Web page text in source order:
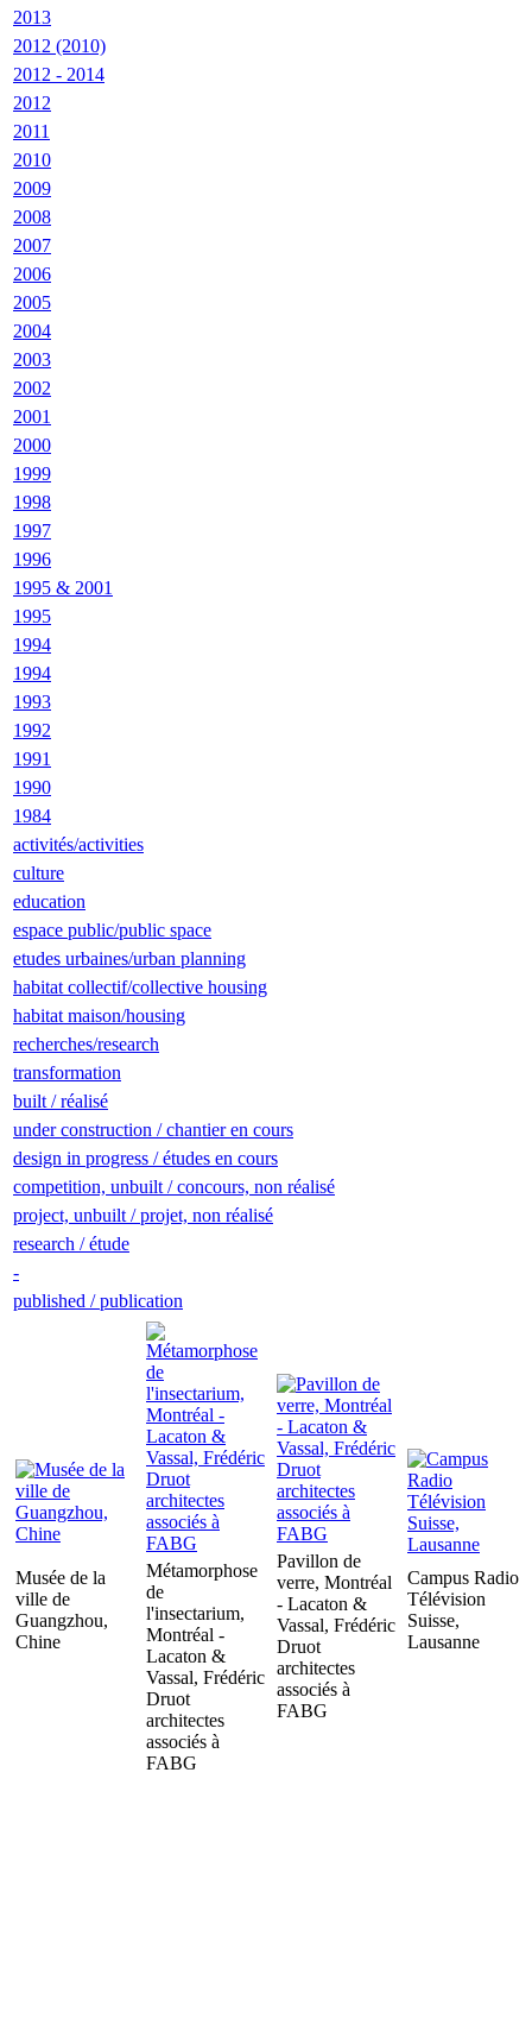
2013
2012 (2010)
2012 - 2014
2012
2011
2010
2009
2008
2007
2006
2005
2004
2003
2002
2001
2000
1999
1998
1997
1996
1995 & 2001
1995
1994
1994
1993
1992
1991
1990
1984
activités/activities
culture
education
espace public/public space
etudes urbaines/urban planning
habitat collectif/collective housing
habitat maison/housing
recherches/research
transformation
built / réalisé
under construction / chantier en cours
design in progress / études en cours
competition, unbuilt / concours, non réalisé
project, unbuilt / projet, non réalisé
research / étude
-
published / publication
Musée de la
ville de
Guangzhou,
Chine
Métamorphose
de
l'insectarium,
Montréal -
Lacaton &
Vassal, Frédéric
Druot
architectes
associés à
FABG
Pavillon de
verre, Montréal
- Lacaton &
Vassal, Frédéric
Druot
architectes
associés à
FABG
Campus Radio
Télévision
Suisse,
Lausanne